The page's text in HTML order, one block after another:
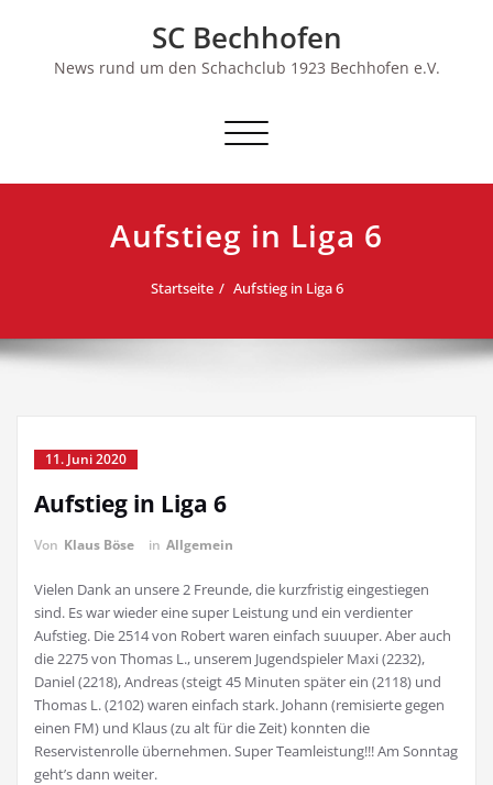
SC Bechhofen
News rund um den Schachclub 1923 Bechhofen e.V.
Schalte
Aufstieg in Liga 6
Startseite Aufstieg in Liga 6
11. Juni 2020
Aufstieg in Liga 6
Von Klaus Böse in Allgemein
Vielen Dank an unsere 2 Freunde, die kurzfristig eingestiegen
sind. Es war wieder eine super Leistung und ein verdienter
Aufstieg. Die 2514 von Robert waren einfach suuuper. Aber auch
die 2275 von Thomas L., unserem Jugendspieler Maxi (2232),
Daniel (2218), Andreas (steigt 45 Minuten später ein (2118) und
Thomas L. (2102) waren einfach stark. Johann (remisierte gegen
einen FM) und Klaus (zu alt für die Zeit) konnten die
Reservistenrolle übernehmen. Super Teamleistung!!! Am Sonntag
geht’s dann weiter.